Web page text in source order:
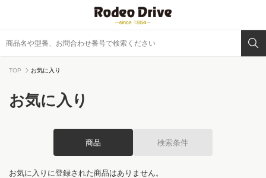
TOP お気に入り
お気に入り
商品 検索条件
お気に入りに登録された商品はありません。